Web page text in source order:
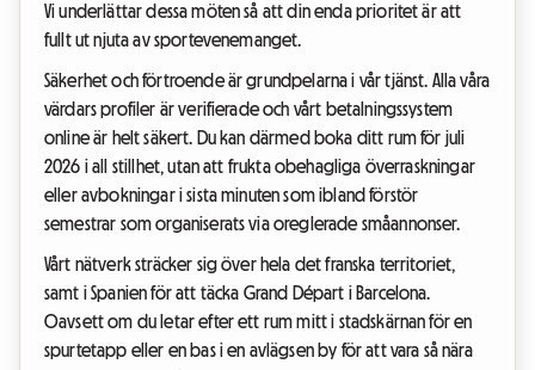
Vi underlättar dessa möten så att din enda prioritet är att
fullt ut njuta av sportevenemanget.
Säkerhet och förtroende är grundpelarna i vår tjänst. Alla våra
värdars profiler är verifierade och vårt betalningssystem
online är helt säkert. Du kan därmed boka ditt rum för juli
2026 i all stillhet, utan att frukta obehagliga överraskningar
eller avbokningar i sista minuten som ibland förstör
semestrar som organiserats via oreglerade småannonser.
Vårt nätverk sträcker sig över hela det franska territoriet,
samt i Spanien för att täcka Grand Départ i Barcelona.
Oavsett om du letar efter ett rum mitt i stadskärnan för en
spurtetapp eller en bas i en avlägsen by för att vara så nära